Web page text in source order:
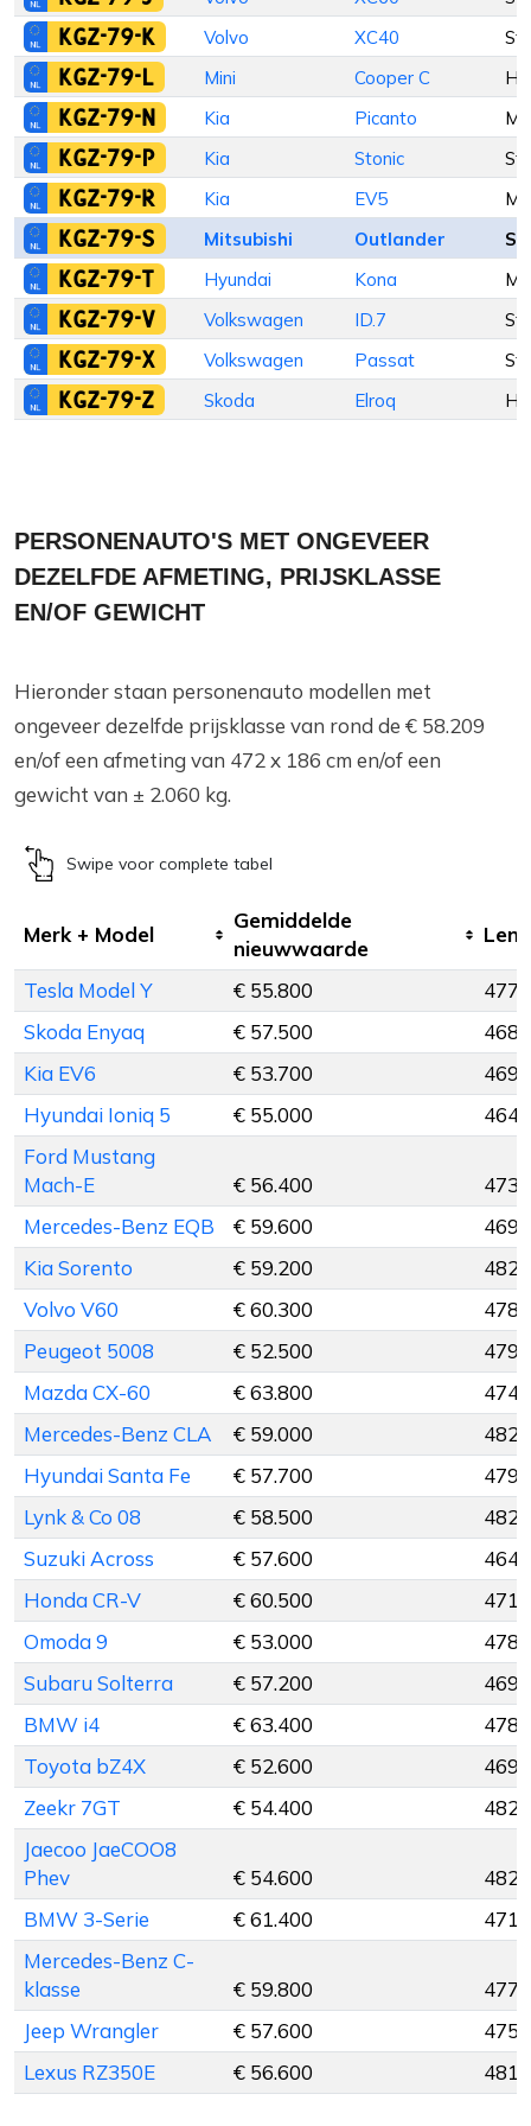
KGZ-79-K Volvo XC40
KGZ-79-L Mini Cooper C
KGZ-79-N Kia Picanto
KGZ-79-P Kia Stonic
KGZ-79-R Kia EV5
KGZ-79-S Mitsubishi Outlander
KGZ-79-T Hyundai Kona
KGZ-79-V Volkswagen ID.7
KGZ-79-X Volkswagen Passat
KGZ-79-Z Skoda Elroq
PERSONENAUTO'S MET ONGEVEER
DEZELFDE AFMETING, PRIJSKLASSE
EN/OF GEWICHT
Hieronder staan personenauto modellen met
ongeveer dezelfde prijsklasse van rond de € 58.209
en/of een afmeting van 472 x 186 cm en/of een
gewicht van ± 2.060 kg.
Swipe voor complete tabel
Merk + Model
Gemiddelde
nieuwwaarde
Tesla Model Y € 55.800
477
Skoda Enyaq
€ 57.500
468
Kia EV6
€ 53.700
469
Hyundai Ioniq 5
€ 55.000
464
Ford Mustang
Mach-E
€ 56.400
473
Mercedes-Benz EQB
€ 59.600
469
Kia Sorento
€ 59.200
482
Volvo V60
€ 60.300
478
Peugeot 5008
€ 52.500
479
Mazda CX-60
€ 63.800
474
Mercedes-Benz CLA
€ 59.000
482
Hyundai Santa Fe
€ 57.700
479
Lynk & Co 08
€ 58.500
482
Suzuki Across
€ 57.600
464
Honda CR-V
€ 60.500
471
Omoda 9
€ 53.000
478
Subaru Solterra
€ 57.200
469
BMW i4
€ 63.400
478
Toyota bZ4X
€ 52.600
469
Zeekr 7GT
€ 54.400
482
Jaecoo JaeCOO8
Phev
€ 54.600
482
BMW 3-Serie
€ 61.400
471
Mercedes-Benz C-
klasse
€ 59.800
477
Jeep Wrangler
€ 57.600
475
Lexus RZ350E
€ 56.600 481